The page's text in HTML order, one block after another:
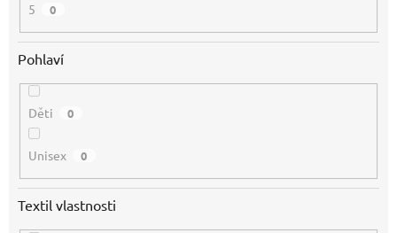
5 0
Pohlaví
Děti 0
Unisex 0
Textil vlastnosti